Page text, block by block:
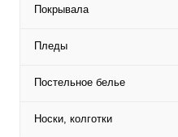
Покрывала
Пледы
Постельное белье
Носки, колготки